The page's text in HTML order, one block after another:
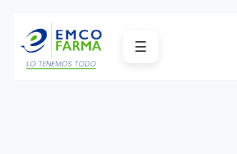
contenido
☰